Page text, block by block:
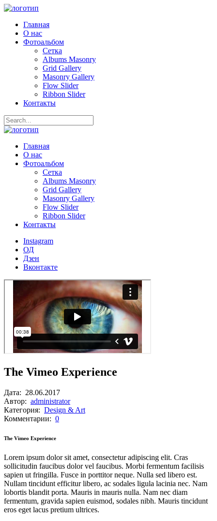
Главная
О нас
Фотоальбом
Сетка
Albums Masonry
Grid Gallery
Masonry Gallery
Flow Slider
Ribbon Slider
Контакты
Главная
О нас
Фотоальбом
Сетка
Albums Masonry
Grid Gallery
Masonry Gallery
Flow Slider
Ribbon Slider
Контакты
Instagram
ОД
Дзен
Вконтакте
The Vimeo Experience
Дата: 28.06.2017
Автор: administrator
Категория: Design & Art
Комментарии: 0
The Vimeo Experience
Lorem ipsum dolor sit amet, consectetur adipiscing elit. Cras
sollicitudin faucibus dolor vel faucibus. Morbi fermentum facilisis
sapien ut fringilla. Fusce in porttitor neque. Nulla sed libero est.
Nullam tincidunt efficitur libero, ac sodales ligula lacinia nec. Nam
lobortis blandit porta. Mauris in mauris nulla. Nam nec diam
fermentum, gravida sapien euismod, sodales nibh. Mauris tincidunt
eros eget lacus pretium ultrices.